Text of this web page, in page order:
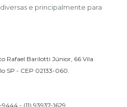
e principalmente para
Rafael Barilotti Júnior, 66 Vila
SP - CEP 02133-060.
9444 - (11) 93937-1629